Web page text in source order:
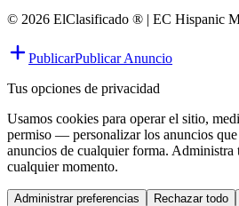
© 2026 ElClasificado ® | EC Hispanic
PublicarPublicar Anuncio
Tus opciones de privacidad
Usamos cookies para operar el sitio,
permiso — personalizar los anuncios que
anuncios de cualquier forma. Administra
cualquier momento.
Administrar preferencias Rechazar todo